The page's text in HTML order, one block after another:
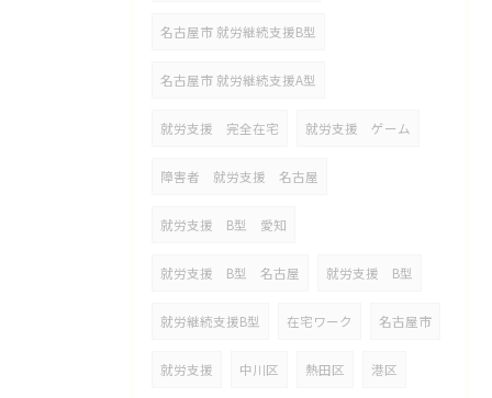
名古屋市 就労継続支援B型
名古屋市 就労継続支援A型
就労支援 完全在宅 就労支援 ゲーム
障害者 就労支援 名古屋
就労支援 B型 愛知
就労支援 B型 名古屋 就労支援 B型
就労継続支援B型 在宅ワーク 名古屋市
就労支援 中川区 熱田区 港区